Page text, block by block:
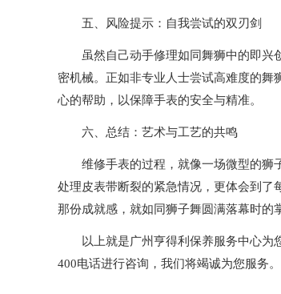
五、风险提示：自我尝试的双刃剑
虽然自己动手修理如同舞狮中的即兴创
密机械。正如非专业人士尝试高难度的舞
心的帮助，以保障手表的安全与精准。
六、总结：艺术与工艺的共鸣
维修手表的过程，就像一场微型的狮
处理皮表带断裂的紧急情况，更体会到了
那份成就感，就如同狮子舞圆满落幕时的
以上就是广州亨得利保养服务中心为
400电话进行咨询，我们将竭诚为您服务。